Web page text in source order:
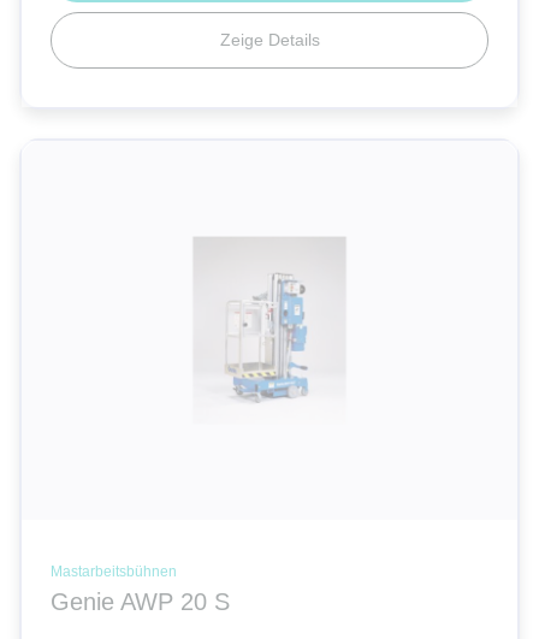
Zeige Details
Mastarbeitsbühnen
Genie AWP 20 S